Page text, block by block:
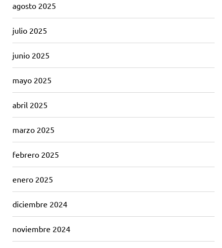
agosto 2025
julio 2025
junio 2025
mayo 2025
abril 2025
marzo 2025
febrero 2025
enero 2025
diciembre 2024
noviembre 2024